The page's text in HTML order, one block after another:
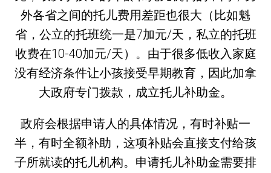
外各省之间的托儿费用差距也很大（比如魁
省，公立的托班统一是7加元/天，私立的托班
收费在10-40加元/天）。由于很多低收入家庭
没有经济条件让小孩接受早期教育，因此加拿
大政府专门拨款，成立托儿补助金。
政府会根据申请人的具体情况，有时补贴一
半，有时全额补助，这项补贴会直接支付给孩
子所就读的托儿机构。申请托儿补助金需要排